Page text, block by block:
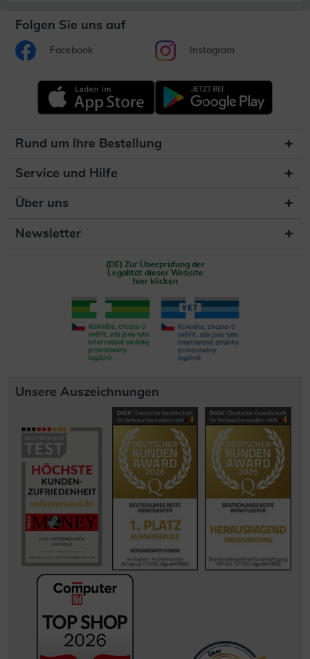
Folgen Sie uns auf
Facebook Instagram
Rund um Ihre Bestellung
Service und Hilfe
Über uns
Newsletter
(DE) Zur Überprüfung der
Legalität dieser Website
hier klicken
Unsere Auszeichnungen